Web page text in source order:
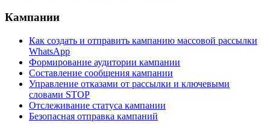
Кампании
Как создать и отправить кампанию массовой рассылки
WhatsApp
Формирование аудитории кампании
Составление сообщения кампании
Управление отказами от рассылки и ключевыми
словами STOP
Отслеживание статуса кампании
Безопасная отправка кампаний